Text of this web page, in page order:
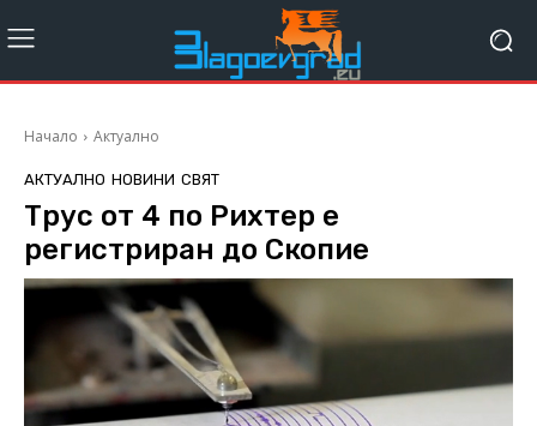
Начало Актуално
АКТУАЛНО НОВИНИ СВЯТ
Tрус от 4 по Рихтер е
регистриран до Скопие